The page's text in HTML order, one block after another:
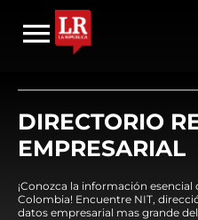
DIRECTORIO
EMPRESARIAL
¡Conozca la información
Colombia! Encuentre NIT,
datos empresarial mas grande